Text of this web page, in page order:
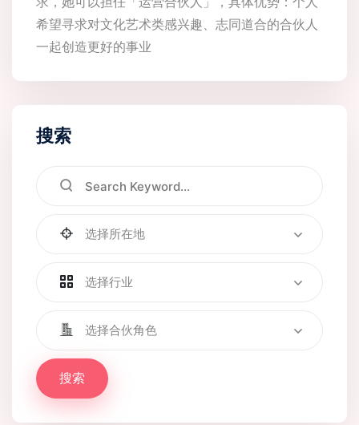
希望寻求对文化艺术类感兴趣、志同道合的合伙人
一起创造更好的事业
搜索
选择所在地
选择行业
选择合伙角色
搜索